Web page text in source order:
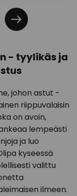
Seuraava
- tyylikäs ja
johon astut -
riippuvalaisin
on avoin,
lempeästi
ja luo
kyseessä
valittu
ilmeen.